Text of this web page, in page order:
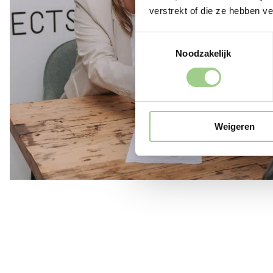
verstrekt of die ze hebben
Noodzakelijk
Weigeren